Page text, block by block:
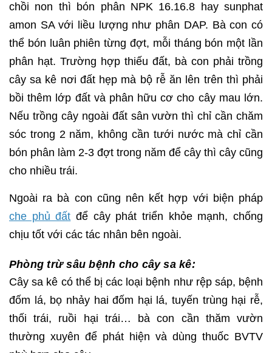
chồi non thì bón phân NPK 16.16.8 hay sunphat
amon SA với liều lượng như phân DAP. Bà con có
thể bón luân phiên từng đợt, mỗi tháng bón một lần
phân hạt. Trường hợp thiếu đất, bà con phải trồng
cây sa kê nơi đất hẹp mà bộ rễ ăn lên trên thì phải
bồi thêm lớp đất và phân hữu cơ cho cây mau lớn.
Nếu trồng cây ngoài đất sân vườn thì chỉ cần chăm
sóc trong 2 năm, không cần tưới nước mà chỉ cần
bón phân làm 2-3 đợt trong năm để cây thì cây cũng
cho nhiều trái.
Ngoài ra bà con cũng nên kết hợp với biện pháp
che phủ đất để cây phát triển khỏe mạnh, chống
chịu tốt với các tác nhân bên ngoài.
Phòng trừ sâu bệnh cho cây sa kê:
Cây sa kê có thể bị các loại bệnh như rệp sáp, bệnh
đốm lá, bọ nhảy hai đốm hại lá, tuyến trùng hại rễ,
thối trái, ruồi hại trái… bà con cần thăm vườn
thường xuyên để phát hiện và dùng thuốc BVTV